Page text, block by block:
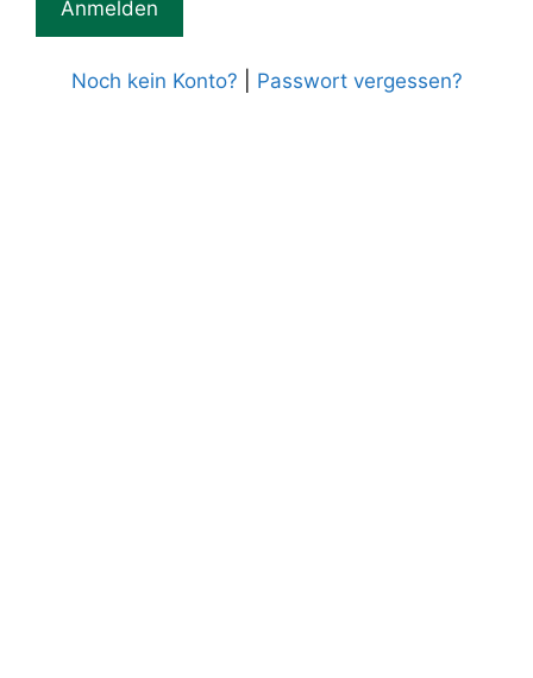
Noch kein Konto? Passwort vergessen?